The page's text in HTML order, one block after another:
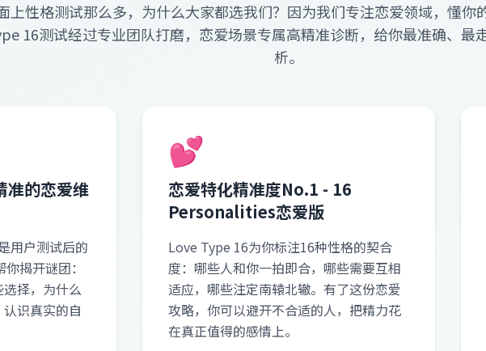
上性格测试那么多，为什么大家都选我们？因为我们专注恋爱领域，懂你
16测试经过专业团队打磨，恋爱场景专属高精准诊断，给你最准确、最
析。
准的恋爱维
用户测试后的
揭开谜团：
择，为什么
识真实的自
💕
恋爱特化精准度No.1 - 16
Personalities恋爱版
Love Type 16为你标注16种性格的契合
度：哪些人和你一拍即合，哪些需要互相
适应，哪些注定南辕北辙。有了这份恋爱
攻略，你可以避开不合适的人，把精力花
在真正值得的感情上。